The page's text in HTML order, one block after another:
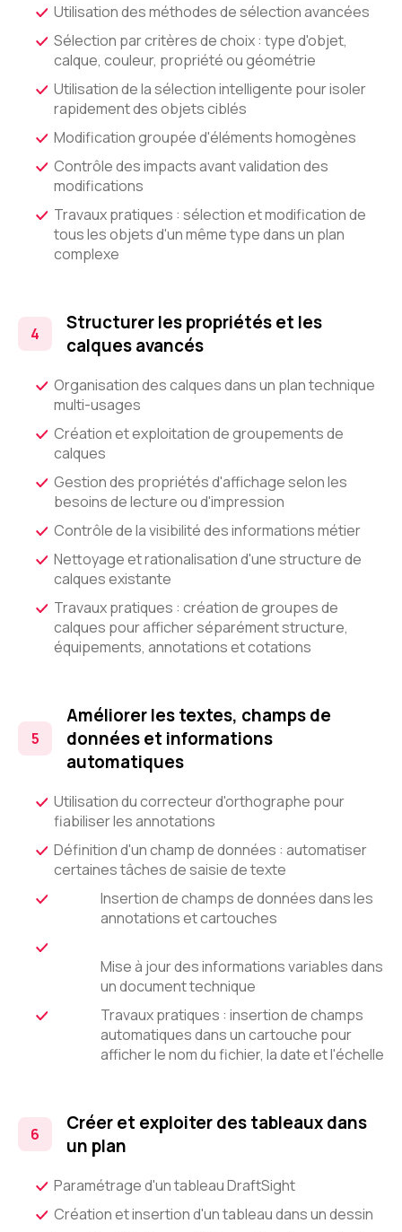
Utilisation des méthodes de sélection avancées
Sélection par critères de choix : type d'objet,
calque, couleur, propriété ou géométrie
Utilisation de la sélection intelligente pour isoler
rapidement des objets ciblés
Modification groupée d'éléments homogènes
Contrôle des impacts avant validation des
modifications
Travaux pratiques : sélection et modification de
tous les objets d'un même type dans un plan
complexe
Structurer les propriétés et les
calques avancés
Organisation des calques dans un plan technique
multi-usages
Création et exploitation de groupements de
calques
Gestion des propriétés d'affichage selon les
besoins de lecture ou d'impression
Contrôle de la visibilité des informations métier
Nettoyage et rationalisation d'une structure de
calques existante
Travaux pratiques : création de groupes de
calques pour afficher séparément structure,
équipements, annotations et cotations
Améliorer les textes, champs de
données et informations
automatiques
Utilisation du correcteur d'orthographe pour
fiabiliser les annotations
Définition d'un champ de données : automatiser
certaines tâches de saisie de texte
Insertion de champs de données dans les
annotations et cartouches
Mise à jour des informations variables dans
un document technique
Travaux pratiques : insertion de champs
automatiques dans un cartouche pour
afficher le nom du fichier, la date et l'échelle
Créer et exploiter des tableaux dans
un plan
Paramétrage d'un tableau DraftSight
Création et insertion d'un tableau dans un dessin